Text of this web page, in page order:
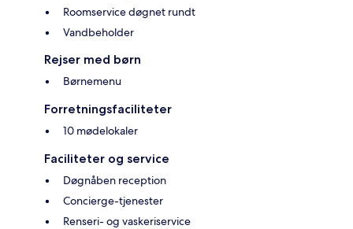
Roomservice døgnet rundt
Vandbeholder
Rejser med børn
Børnemenu
Forretningsfaciliteter
10 mødelokaler
Faciliteter og service
Døgnåben reception
Concierge-tjenester
Renseri- og vaskeriservice